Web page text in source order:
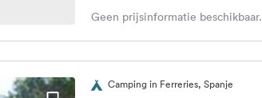
Geen prijsinformatie beschikbaar.
Camping in Ferreries, Spanje